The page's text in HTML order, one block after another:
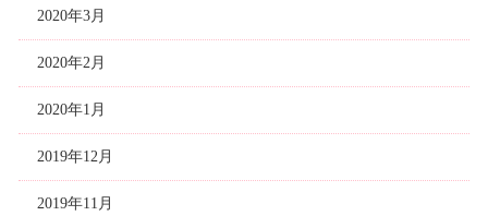
2020年3月
2020年2月
2020年1月
2019年12月
2019年11月